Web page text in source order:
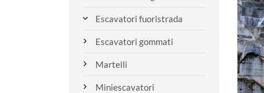
Escavatori fuoristrada
Escavatori gommati
Martelli
Miniescavatori